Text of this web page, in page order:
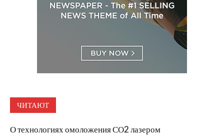
ЧИТАЮТ
О технологиях омоложения СО2 лазером